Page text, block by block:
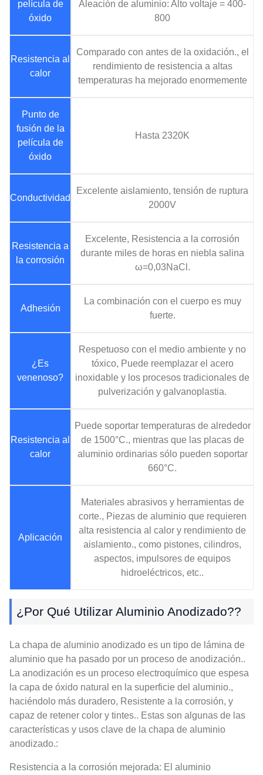
película de
óxido
Aleación de aluminio: Alto voltaje = 400-
800
Resistencia al
calor
Comparado con antes de la oxidación., el
rendimiento de resistencia a altas
temperaturas ha mejorado enormemente
Punto de
fusión de la
película de
óxido
Hasta 2320K
Conductividad
Excelente aislamiento, tensión de ruptura
2000V
Resistencia a
la corrosión
Excelente, Resistencia a la corrosión
durante miles de horas en niebla salina
ω=0,03NaCl.
Adhesión
La combinación con el cuerpo es muy
fuerte.
¿Es
venenoso?
Respetuoso con el medio ambiente y no
tóxico, Puede reemplazar el acero
inoxidable y los procesos tradicionales de
pulverización y galvanoplastia.
Resistencia al
calor
Puede soportar temperaturas de alrededor
de 1500°C., mientras que las placas de
aluminio ordinarias sólo pueden soportar
660°C.
Aplicación
Materiales abrasivos y herramientas de
corte., Piezas de aluminio que requieren
alta resistencia al calor y rendimiento de
aislamiento., como pistones, cilindros,
aspectos, impulsores de equipos
hidroeléctricos, etc..
¿Por Qué Utilizar Aluminio Anodizado??
La chapa de aluminio anodizado es un tipo de lámina de
aluminio que ha pasado por un proceso de anodización..
La anodización es un proceso electroquímico que espesa
la capa de óxido natural en la superficie del aluminio.,
haciéndolo más duradero, Resistente a la corrosión, y
capaz de retener color y tintes.. Estas son algunas de las
características y usos clave de la chapa de aluminio
anodizado.:
Resistencia a la corrosión mejorada: El aluminio